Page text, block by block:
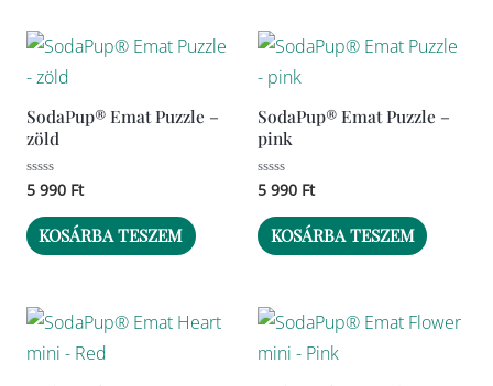
SodaPup® Emat Puzzle –
zöld
Értékelés:
5
5 990 Ft
KOSÁRBA TESZEM
SodaPup® Emat Puzzle –
pink
Értékelés:
5
5 990 Ft
KOSÁRBA TESZEM